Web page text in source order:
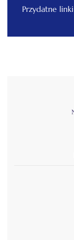
Przydatne linki